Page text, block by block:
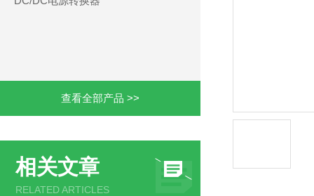
查看全部产品 >>
相关文章
RELATED ARTICLES